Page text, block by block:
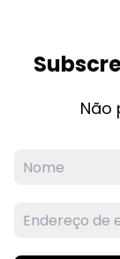
Não